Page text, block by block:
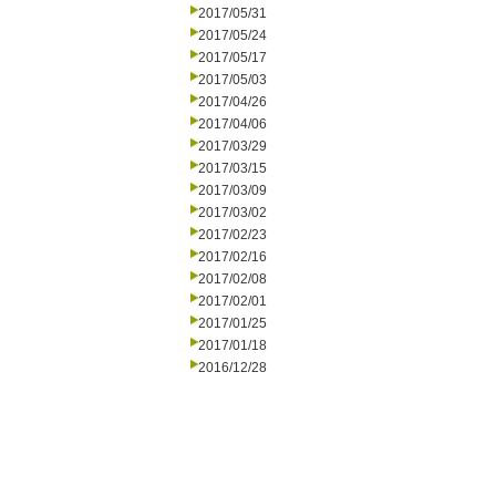
2017/05/31
2017/05/24
2017/05/17
2017/05/03
2017/04/26
2017/04/06
2017/03/29
2017/03/15
2017/03/09
2017/03/02
2017/02/23
2017/02/16
2017/02/08
2017/02/01
2017/01/25
2017/01/18
2016/12/28